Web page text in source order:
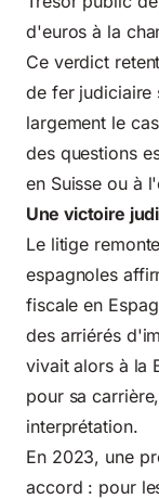
d'euros à la
Ce verdict
de fer judiciaire
largement le
des questions
en Suisse ou à
Une victoire
Le litige
espagnoles
fiscale en
des arriérés
vivait alors à la
pour sa
interprétation.
En 2023, une
accord : pour